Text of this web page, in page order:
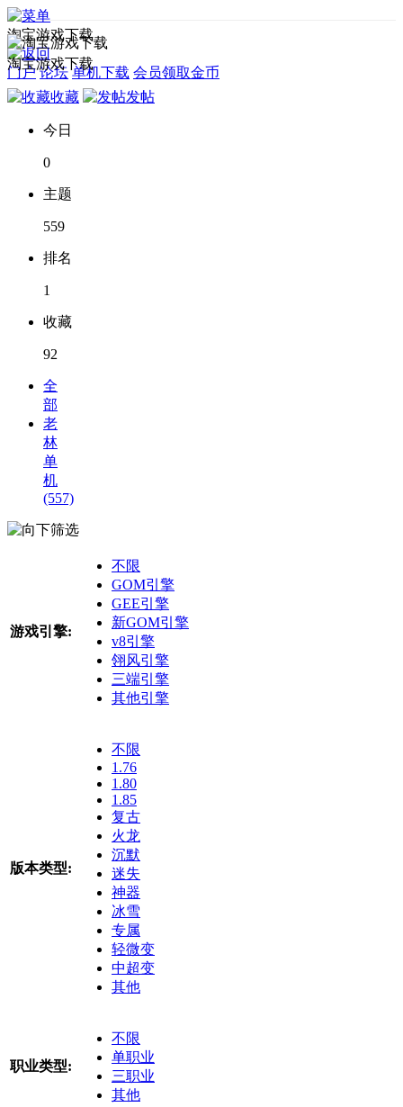
淘宝游戏下载
门户 论坛 单机下载 会员领取金币
淘宝游戏下载
收藏 发帖
今日
0
主题
559
排名
1
收藏
92
全
部
老
林
单
机
(557)
筛选
游戏引擎:
不限
GOM引擎
GEE引擎
新GOM引擎
v8引擎
翎风引擎
三端引擎
其他引擎
版本类型:
不限
1.76
1.80
1.85
复古
火龙
沉默
迷失
神器
冰雪
专属
轻微变
中超变
其他
职业类型:
不限
单职业
三职业
其他